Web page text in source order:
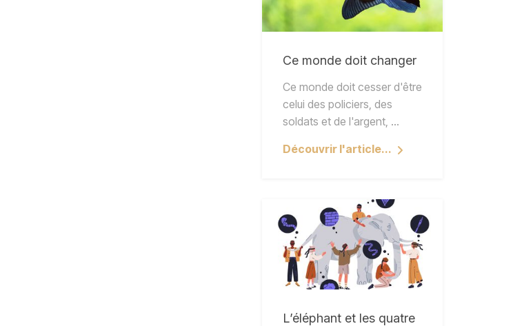
Ce monde doit changer
Ce monde doit cesser d'être
celui des policiers, des
soldats et de l'argent, ...
Découvrir l'article...
L’éléphant et les quatre